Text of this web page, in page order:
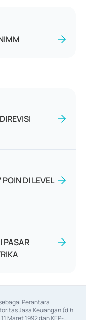
DI LEVEL
PASAR
Perantara
Jasa Keuangan (d.h
Maret 1992 dan KEP-